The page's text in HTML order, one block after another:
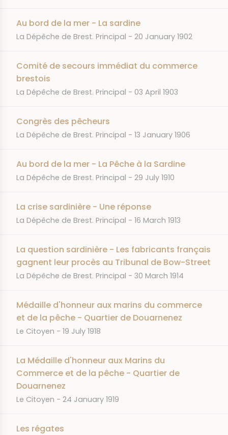
Au bord de la mer - La sardine
JOURNAL
La Dépêche de Brest. Principal DATE
20 January 1902
Comité de secours immédiat du commerce
brestois
JOURNAL
La Dépêche de Brest. Principal DATE
03 April 1903
Congrès des pêcheurs
JOURNAL
La Dépêche de Brest. Principal DATE
13 January 1906
Au bord de la mer - La Pêche à la Sardine
JOURNAL
La Dépêche de Brest. Principal DATE
29 July 1910
La crise sardinière - Une réponse
JOURNAL
La Dépêche de Brest. Principal DATE
16 March 1913
La question sardinière - Les fabricants français
gagnent leur procès au Tribunal de Bow-Street
JOURNAL
La Dépêche de Brest. Principal DATE
30 March 1914
Médaille d'honneur aux marins du commerce
et de la pêche - Quartier de Douarnenez
JOURNAL
Le Citoyen DATE
19 July 1918
La Médaille d'honneur aux Marins du
Commerce et de la pêche - Quartier de
Douarnenez
JOURNAL
Le Citoyen DATE
24 January 1919
Les régates